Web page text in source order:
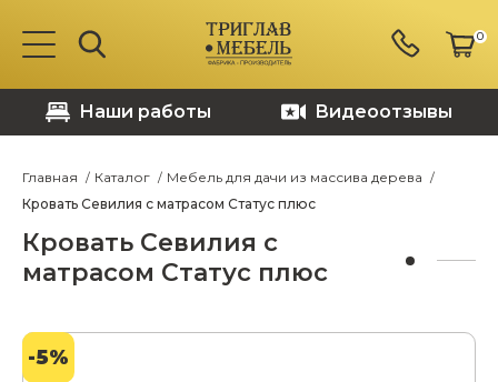
0
Наши работы Видеоотзывы
Главная Каталог
Мебель для дачи из массива дерева
Кровать Севилия с матрасом Статус плюс
Кровать Севилия с
матрасом Статус плюс
-5%